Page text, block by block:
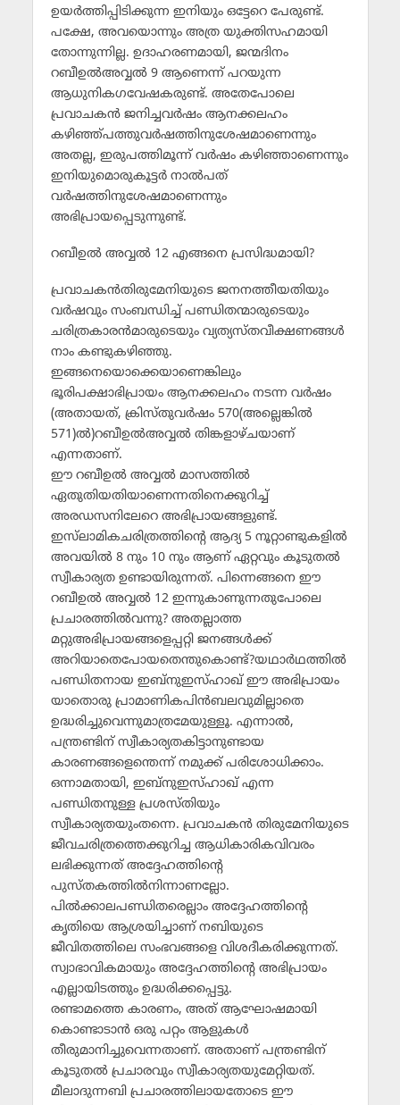
ഉയര്‍ത്തിപ്പിടിക്കുന്ന ഇനിയും ഒട്ടേറെ പേരുണ്ട്.
പക്ഷേ, അവയൊന്നും അത്ര യുക്തിസഹമായി
തോന്നുന്നില്ല. ഉദാഹരണമായി, ജന്മദിനം
റബീഉല്‍അവ്വല്‍ 9 ആണെന്ന് പറയുന്ന
ആധുനികഗവേഷകരുണ്ട്. അതേപോലെ
പ്രവാചകന്‍ ജനിച്ചവര്‍ഷം ആനക്കലഹം
കഴിഞ്ഞ്പത്തുവര്‍ഷത്തിനുശേഷമാണെന്നും
അതല്ല, ഇരുപത്തിമൂന്ന് വര്‍ഷം കഴിഞ്ഞാണെന്നും
ഇനിയുമൊരുകൂട്ടര്‍ നാല്‍പത്
വര്‍ഷത്തിനുശേഷമാണെന്നും
അഭിപ്രായപ്പെടുന്നുണ്ട്.
റബീഉല്‍ അവ്വല്‍ 12 എങ്ങനെ പ്രസിദ്ധമായി?
പ്രവാചകന്‍തിരുമേനിയുടെ ജനനത്തീയതിയും
വര്‍ഷവും സംബന്ധിച്ച് പണ്ഡിതന്മാരുടെയും
ചരിത്രകാരന്‍മാരുടെയും വ്യത്യസ്തവീക്ഷണങ്ങള്‍
നാം കണ്ടുകഴിഞ്ഞു.
ഇങ്ങനെയൊക്കെയാണെങ്കിലും
ഭൂരിപക്ഷാഭിപ്രായം ആനക്കലഹം നടന്ന വര്‍ഷം
(അതായത്, ക്രിസ്തുവര്‍ഷം 570(അല്ലെങ്കില്‍
571)ല്‍)റബീഉല്‍അവ്വല്‍ തിങ്കളാഴ്ചയാണ്
എന്നതാണ്.
ഈ റബീഉല്‍ അവ്വല്‍ മാസത്തില്‍
ഏതുതിയതിയാണെന്നതിനെക്കുറിച്ച്
അരഡസനിലേറെ അഭിപ്രായങ്ങളുണ്ട്.
ഇസ്‌ലാമികചരിത്രത്തിന്റെ ആദ്യ 5 നൂറ്റാണ്ടുകളില്‍
അവയില്‍ 8 നും 10 നും ആണ് ഏറ്റവും കൂടുതല്‍
സ്വീകാര്യത ഉണ്ടായിരുന്നത്. പിന്നെങ്ങനെ ഈ
റബീഉല്‍ അവ്വല്‍ 12 ഇന്നുകാണുന്നതുപോലെ
പ്രചാരത്തില്‍വന്നു? അതല്ലാത്ത
മറ്റുഅഭിപ്രായങ്ങളെപ്പറ്റി ജനങ്ങള്‍ക്ക്
അറിയാതെപോയതെന്തുകൊണ്ട്?യഥാര്‍ഥത്തില്‍
പണ്ഡിതനായ ഇബ്‌നുഇസ്ഹാഖ് ഈ അഭിപ്രായം
യാതൊരു പ്രാമാണികപിന്‍ബലവുമില്ലാതെ
ഉദ്ധരിച്ചുവെന്നുമാത്രമേയുള്ളൂ. എന്നാല്‍,
പന്ത്രണ്ടിന് സ്വീകാര്യതകിട്ടാനുണ്ടായ
കാരണങ്ങളെന്തെന്ന് നമുക്ക് പരിശോധിക്കാം.
ഒന്നാമതായി, ഇബ്‌നുഇസ്ഹാഖ് എന്ന
പണ്ഡിതനുള്ള പ്രശസ്തിയും
സ്വീകാര്യതയുംതന്നെ. പ്രവാചകന്‍ തിരുമേനിയുടെ
ജീവചരിത്രത്തെക്കുറിച്ച ആധികാരികവിവരം
ലഭിക്കുന്നത് അദ്ദേഹത്തിന്റെ
പുസ്തകത്തില്‍നിന്നാണല്ലോ.
പില്‍ക്കാലപണ്ഡിതരെല്ലാം അദ്ദേഹത്തിന്റെ
കൃതിയെ ആശ്രയിച്ചാണ് നബിയുടെ
ജീവിതത്തിലെ സംഭവങ്ങളെ വിശദീകരിക്കുന്നത്.
സ്വാഭാവികമായും അദ്ദേഹത്തിന്റെ അഭിപ്രായം
എല്ലായിടത്തും ഉദ്ധരിക്കപ്പെട്ടു.
രണ്ടാമത്തെ കാരണം, അത് ആഘോഷമായി
കൊണ്ടാടാന്‍ ഒരു പറ്റം ആളുകള്‍
തീരുമാനിച്ചുവെന്നതാണ്. അതാണ് പന്ത്രണ്ടിന്
കൂടുതല്‍ പ്രചാരവും സ്വീകാര്യതയുമേറ്റിയത്.
മീലാദുന്നബി പ്രചാരത്തിലായതോടെ ഈ